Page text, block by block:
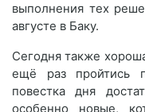
выполнения тех
августе в Баку.
Сегодня также
ещё раз пройтись
повестка дня
особенно новые,